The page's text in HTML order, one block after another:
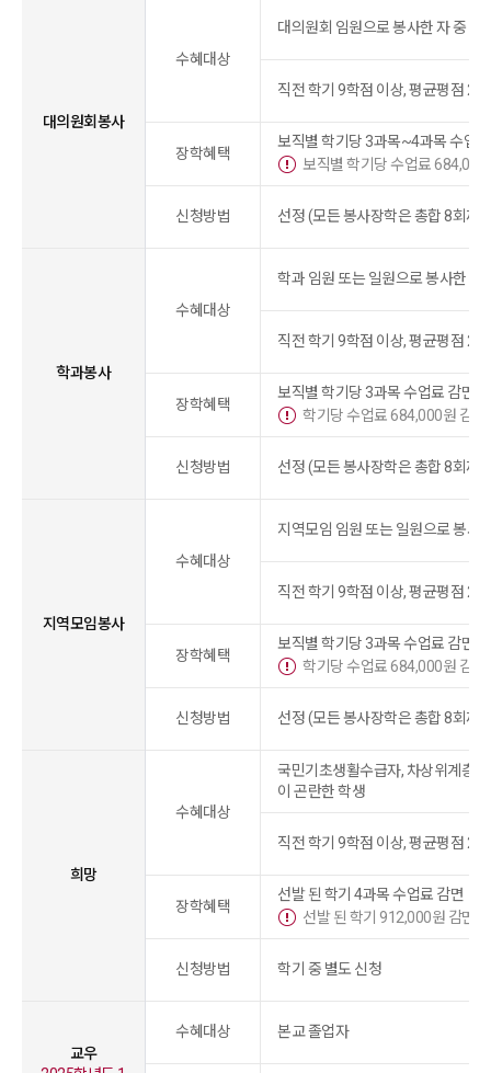
대의원회봉사
수혜대상
대의원회 임원으로 봉사한 자 중 타
직전 학기 9학점 이상, 평균평점 2.0
장학혜택
보직별 학기당 3과목~4과목 수업
보직별 학기당 수업료
신청방법 선정 (모든 봉사장학은 총합 8회까
학과봉사
수혜대상
학과 임원 또는 일원으로 봉사한 자
직전 학기 9학점 이상, 평균평점 2.0
장학혜택
보직별 학기당 3과목 수업료 감면
학기당 수업료 684,000원 감면
신청방법 선정 (모든 봉사장학은 총합 8회까
지역모임봉사
수혜대상
지역모임 임원 또는 일원으로 봉사
직전 학기 9학점 이상, 평균평점 2.0
장학혜택
보직별 학기당 3과목 수업료 감면
학기당 수업료 684,000원 감면
신청방법 선정 (모든 봉사장학은 총합 8회까
희망
수혜대상
국민기초생활수급자, 차상위계층
이 곤란한 학생
직전 학기 9학점 이상, 평균평점 2.0
장학혜택
선발 된 학기 4과목 수업료 감면
선발 된 학기 912,000원 감면
신청방법 학기 중 별도 신청
교우
수혜대상 본교 졸업자